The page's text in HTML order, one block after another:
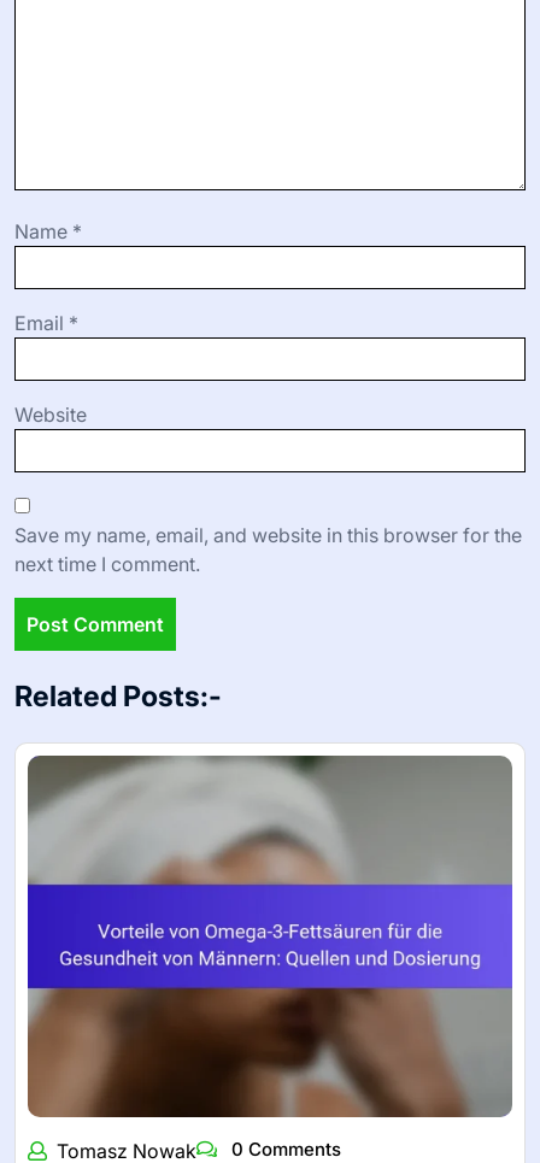
Name *
Email *
Website
Save my name, email, and website in this browser for the
next time I comment.
Related Posts:-
Tomasz Nowak 0 Comments